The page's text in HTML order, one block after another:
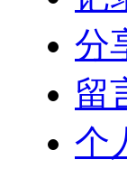
分
留
个